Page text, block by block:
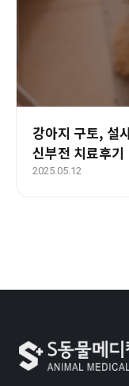
강아지 구토, 설
신부전 치료후기
2025.05.12